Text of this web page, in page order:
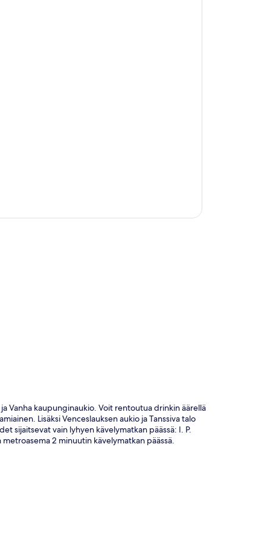
Vanha kaupunginaukio. Voit rentoutua drinkin äärellä
Lisäksi Venceslauksen aukio ja Tanssiva talo
sijaitsevat vain lyhyen kävelymatkan päässä: I. P.
2 minuutin kävelymatkan päässä.